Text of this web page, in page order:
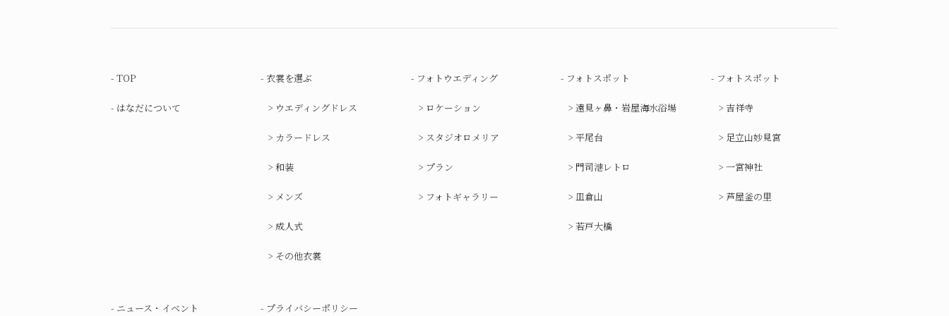
TOP
はなだについて
衣裳を選ぶ
ウエディングドレス
カラードレス
和装
メンズ
成人式
その他衣裳
フォトウエディング
ロケーション
スタジオロメリア
プラン
フォトギャラリー
フォトスポット
遠見ヶ鼻・岩屋海水浴場
平尾台
門司港レトロ
皿倉山
若戸大橋
フォトスポット
吉祥寺
足立山妙見宮
一宮神社
芦屋釜の里
ニュース・イベント プライバシーポリシー